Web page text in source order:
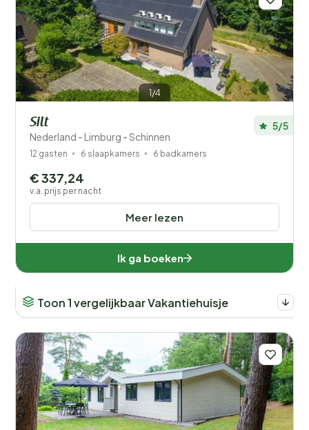
Ligging
Kinderen
Type vakantiehuisje
Populaire filters
Mindervaliden
Voorzieningen
1/4
Silt
Nederland - Limburg - Schinnen
5/5
12 gasten 6 slaapkamers 6 badkamers
Meer lezen
€ 337,24
v.a. prijs per nacht
Ik ga boeken
Toon 1 vergelijkbaar Vakantiehuisje